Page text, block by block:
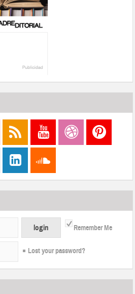
Remember Me
Lost your password?